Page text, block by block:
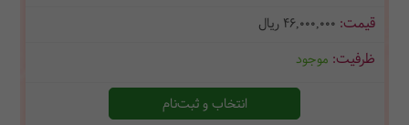
46,000,000 ریال
موجود
انتخاب و ثبت‌نام